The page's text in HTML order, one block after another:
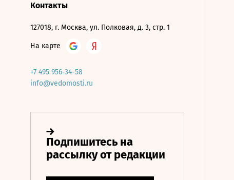
Контакты
127018, г. Москва, ул. Полковая, д. 3, стр. 1
На карте
+7 495 956-34-58
info@vedomosti.ru